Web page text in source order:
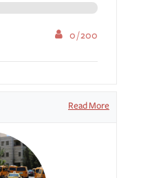
0 / 200
Read More